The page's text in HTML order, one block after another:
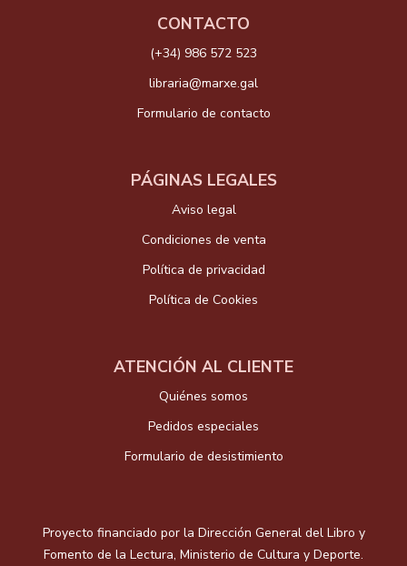
CONTACTO
(+34) 986 572 523
libraria@marxe.gal
Formulario de contacto
PÁGINAS LEGALES
Aviso legal
Condiciones de venta
Política de privacidad
Política de Cookies
ATENCIÓN AL CLIENTE
Quiénes somos
Pedidos especiales
Formulario de desistimiento
Proyecto financiado por la Dirección General del Libro y
Fomento de la Lectura, Ministerio de Cultura y Deporte.